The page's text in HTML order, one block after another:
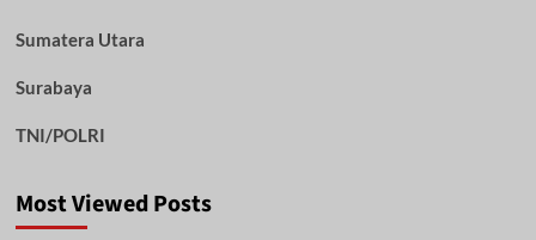
Sumatera Utara
Surabaya
TNI/POLRI
Most Viewed Posts